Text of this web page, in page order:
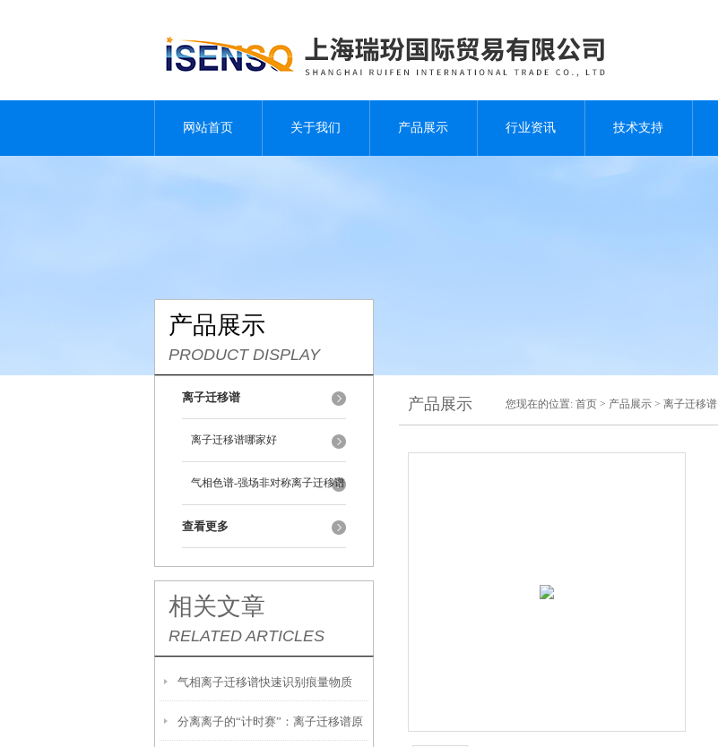
网站首页 关于我们 产品展示 行业资讯 技术支持
产品展示
PRODUCT DISPLAY
离子迁移谱
离子迁移谱哪家好
气相色谱-强场非对称离子迁移谱
查看更多
相关文章
RELATED ARTICLES
气相离子迁移谱快速识别痕量物质
的“嗅觉雷达”
分离离子的“计时赛”：离子迁移谱原
产品展示 您现在的位置: 首页 > 产品展示 > 离子迁移谱